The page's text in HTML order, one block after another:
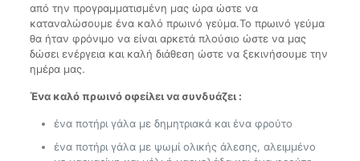
από την προγραμματισμένη μας ώρα ώστε να
καταναλώσουμε ένα καλό πρωινό γεύμα.Το πρωινό γεύμα
θα ήταν φρόνιμο να είναι αρκετά πλούσιο ώστε να μας
δώσει ενέργεια και καλή διάθεση ώστε να ξεκινήσουμε την
ημέρα μας.
Ένα καλό πρωινό οφείλει να συνδυάζει :
ένα ποτήρι γάλα με δημητριακά και ένα φρούτο
ένα ποτήρι γάλα με ψωμί ολικής άλεσης, αλειμμένο